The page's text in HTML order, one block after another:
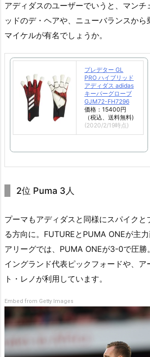
アディダスのユーザーでいうと、マンチ
ッドのデ・ヘアや、ニューバランスから
マイケルが有名でしょうか。
プレデター GL
PRO ハイブリッド
アディダス adidas
キーパーグローブ
GJM72-FH7296
価格：15400円
（税込、送料無料)
(2020/2/19時点)
2位 Puma 3人
プーマもアディダスと同様にスパイクと
る方向に。FUTUREとPUMA ONEが主
アリーグでは、PUMA ONEが3-0で圧勝。
イングランド代表ピックフォードや、ア
ト・レノが利用しています。
Embed from Getty Images